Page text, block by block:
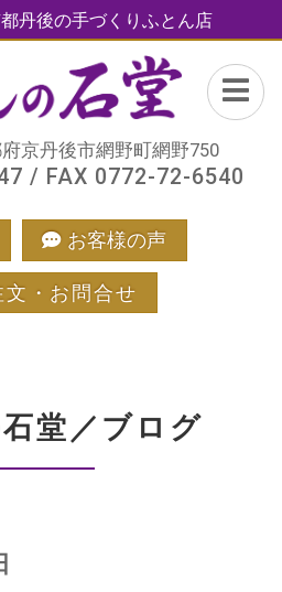
丹後の手づくりふとん店
京丹後市網野町網野750
/ FAX 0772-72-6540
お客様の声
文・お問合せ
堂／ブログ